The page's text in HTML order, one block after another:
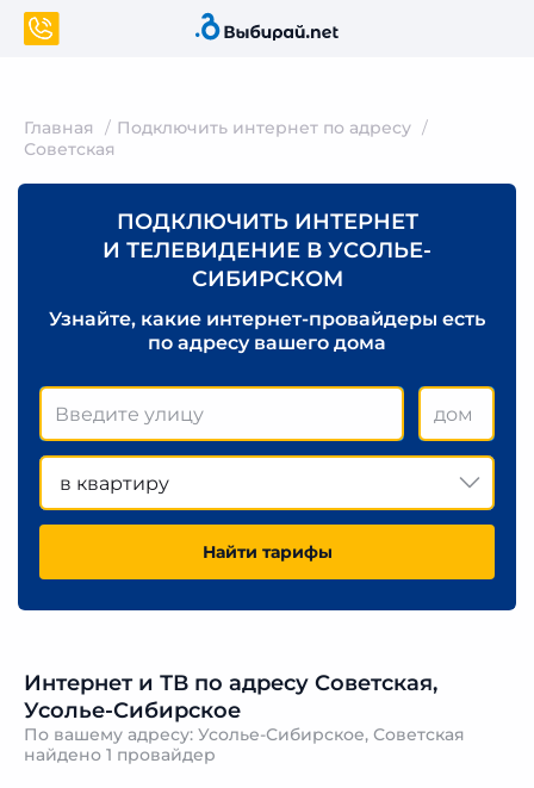
Главная
Подключить интернет по адресу
Советская
ПОДКЛЮЧИТЬ ИНТЕРНЕТ
И ТЕЛЕВИДЕНИЕ В УСОЛЬЕ-
СИБИРСКОМ
Узнайте, какие интернет-провайдеры есть
по адресу вашего дома
в квартиру
Найти тарифы
Интернет и ТВ по адресу Советская,
Усолье-Сибирское
По вашему адресу: Усолье-Сибирское, Советская
найдено 1 провайдер